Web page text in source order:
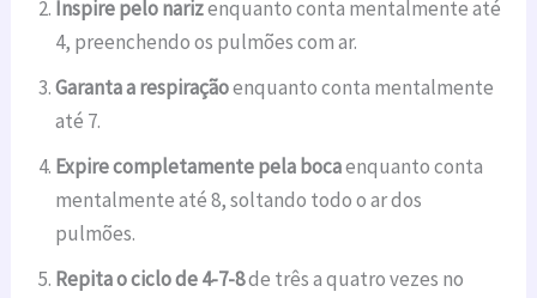
Inspire pelo narizenquanto conta mentalmente até
4, preenchendo os pulmões com ar.
Garanta a respiraçãoenquanto conta mentalmente
até 7.
Expire completamente pela bocaenquanto conta
mentalmente até 8, soltando todo o ar dos
pulmões.
Repita o ciclo de 4-7-8de três a quatro vezes no